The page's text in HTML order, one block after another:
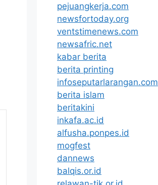
pejuangkerja.com
newsfortoday.org
ventstimenews.com
newsafric.net
kabar berita
berita printing
infoseputarlarangan.com
berita islam
beritakini
inkafa.ac.id
alfusha.ponpes.id
mogfest
dannews
balqis.or.id